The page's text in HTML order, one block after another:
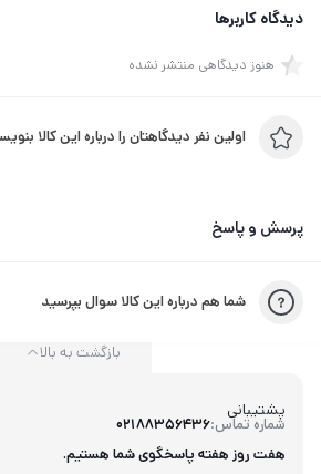
دیدگاه کاربرها
هنوز دیدگاهی منتشر نشده
اولین نفر دیدگاهتان را درباره این کالا
پرسش و پاسخ
شما هم درباره این کالا سوال بپرسید
پشتیبانی
شماره تماس:02188356436
هفت روز هفته پاسخگوی شما هستیم.
بازگشت به بالا